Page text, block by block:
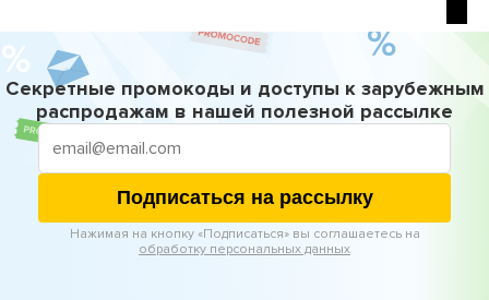
Секретные промокоды и доступы к зарубежным
распродажам в нашей полезной рассылке
Подписаться на рассылку
Нажимая на кнопку «Подписаться» вы соглашаетесь на
обработку персональных данных